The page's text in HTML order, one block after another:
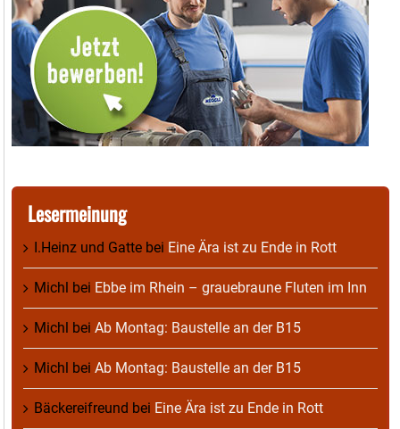
Lesermeinung
I.Heinz und Gatte bei Eine Ära ist zu Ende in Rott
Michl bei Ebbe im Rhein – grauebraune Fluten im Inn
Michl bei Ab Montag: Baustelle an der B15
Michl bei Ab Montag: Baustelle an der B15
Bäckereifreund bei Eine Ära ist zu Ende in Rott